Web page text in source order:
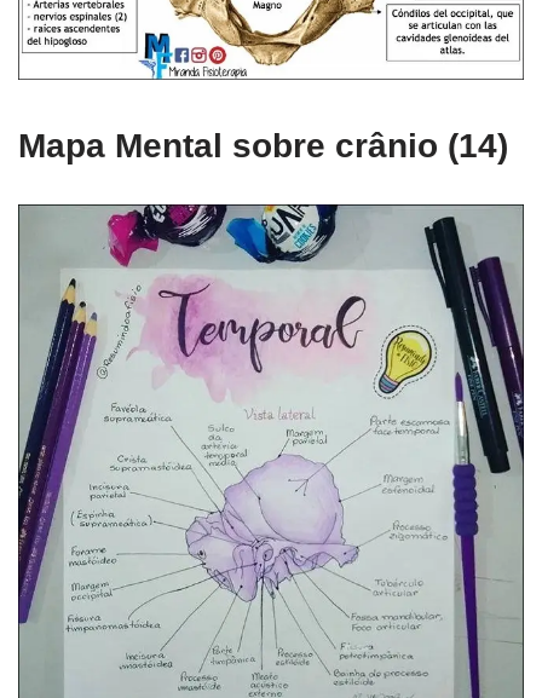
Mapa Mental sobre crânio (14)